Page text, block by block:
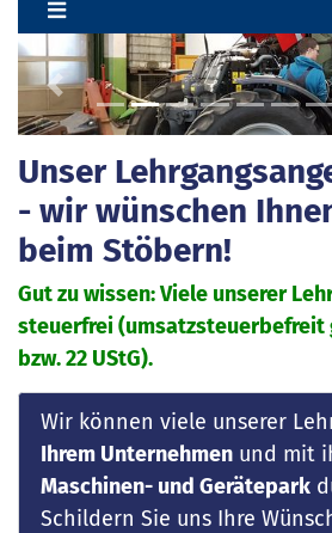
Previous
Unser
- wir wünschen
beim Stöbern!
Gut zu wissen: Viele unserer
steuerfrei (umsatzsteuerbefreit
bzw. 22 UStG).
Wir können viele unserer
Ihrem Unternehmenund mit
Maschinen- und Gerätepark
Schildern Sie uns Ihre